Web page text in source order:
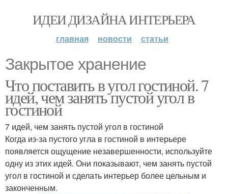
ИДЕИ ДИЗАЙНА ИНТЕРЬЕРА
главная новости статьи
Закрытое хранение
Что поставить в угол гостиной. 7
идей, чем занять пустой угол в
гостиной
7 идей, чем занять пустой угол в гостиной
Когда из-за пустого угла в гостиной в интерьере
появляется ощущение незавершенности, используйте
одну из этих идей. Они показывают, чем занять пустой
угол в гостиной и сделать интерьер более цельным и
законченным.